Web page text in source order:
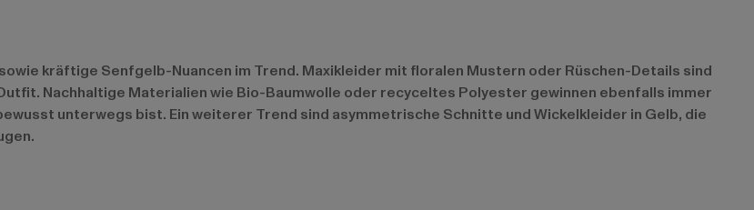
kräftige Senfgelb-Nuancen im Trend. Maxikleider mit floralen Mustern oder Rüschen-Details sind
Nachhaltige Materialien wie Bio-Baumwolle oder recyceltes Polyester gewinnen ebenfalls immer
unterwegs bist. Ein weiterer Trend sind asymmetrische Schnitte und Wickelkleider in Gelb, die